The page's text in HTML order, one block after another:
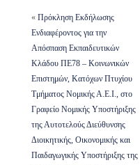
« Πρόκληση Εκδήλωσης
Ενδιαφέροντος για την
Απόσπαση Εκπαιδευτικών
Κλάδου ΠΕ78 – Κοινωνικών
Επιστημών, Κατόχων Πτυχίου
Τμήματος Νομικής Α.Ε.Ι., στο
Γραφείο Νομικής Υποστήριξης
της Αυτοτελούς Διεύθυνσης
Διοικητικής, Οικονομικής και
Παιδαγωγικής Υποστήριξης της